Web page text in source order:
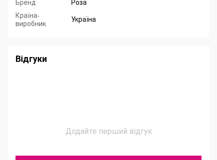
Бренд
Роза
Країна-
виробник
Україна
Відгуки
Додайте перший відгук